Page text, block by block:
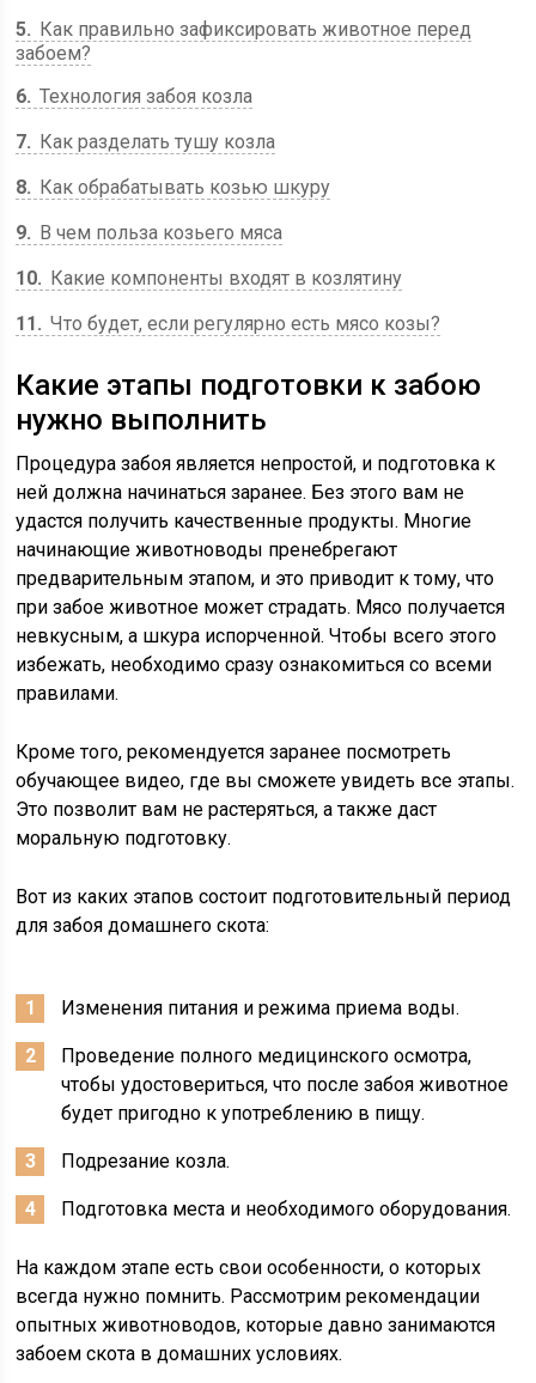
5
Как правильно зафиксировать животное перед
забоем?
6 Технология забоя козла
7
Как разделать тушу козла
8
Как обрабатывать козью шкуру
9
В чем польза козьего мяса
10
Какие компоненты входят в козлятину
11
Что будет, если регулярно есть мясо козы?
Какие этапы подготовки к забою
нужно выполнить
Процедура забоя является непростой, и подготовка к
ней должна начинаться заранее. Без этого вам не
удастся получить качественные продукты. Многие
начинающие животноводы пренебрегают
предварительным этапом, и это приводит к тому, что
при забое животное может страдать. Мясо получается
невкусным, а шкура испорченной. Чтобы всего этого
избежать, необходимо сразу ознакомиться со всеми
правилами.
Кроме того, рекомендуется заранее посмотреть
обучающее видео, где вы сможете увидеть все этапы.
Это позволит вам не растеряться, а также даст
моральную подготовку.
Вот из каких этапов состоит подготовительный период
для забоя домашнего скота:
Изменения питания и режима приема воды.
Проведение полного медицинского осмотра,
чтобы удостовериться, что после забоя животное
будет пригодно к употреблению в пищу.
Подрезание козла.
Подготовка места и необходимого оборудования.
На каждом этапе есть свои особенности, о которых
всегда нужно помнить. Рассмотрим рекомендации
опытных животноводов, которые давно занимаются
забоем скота в домашних условиях.